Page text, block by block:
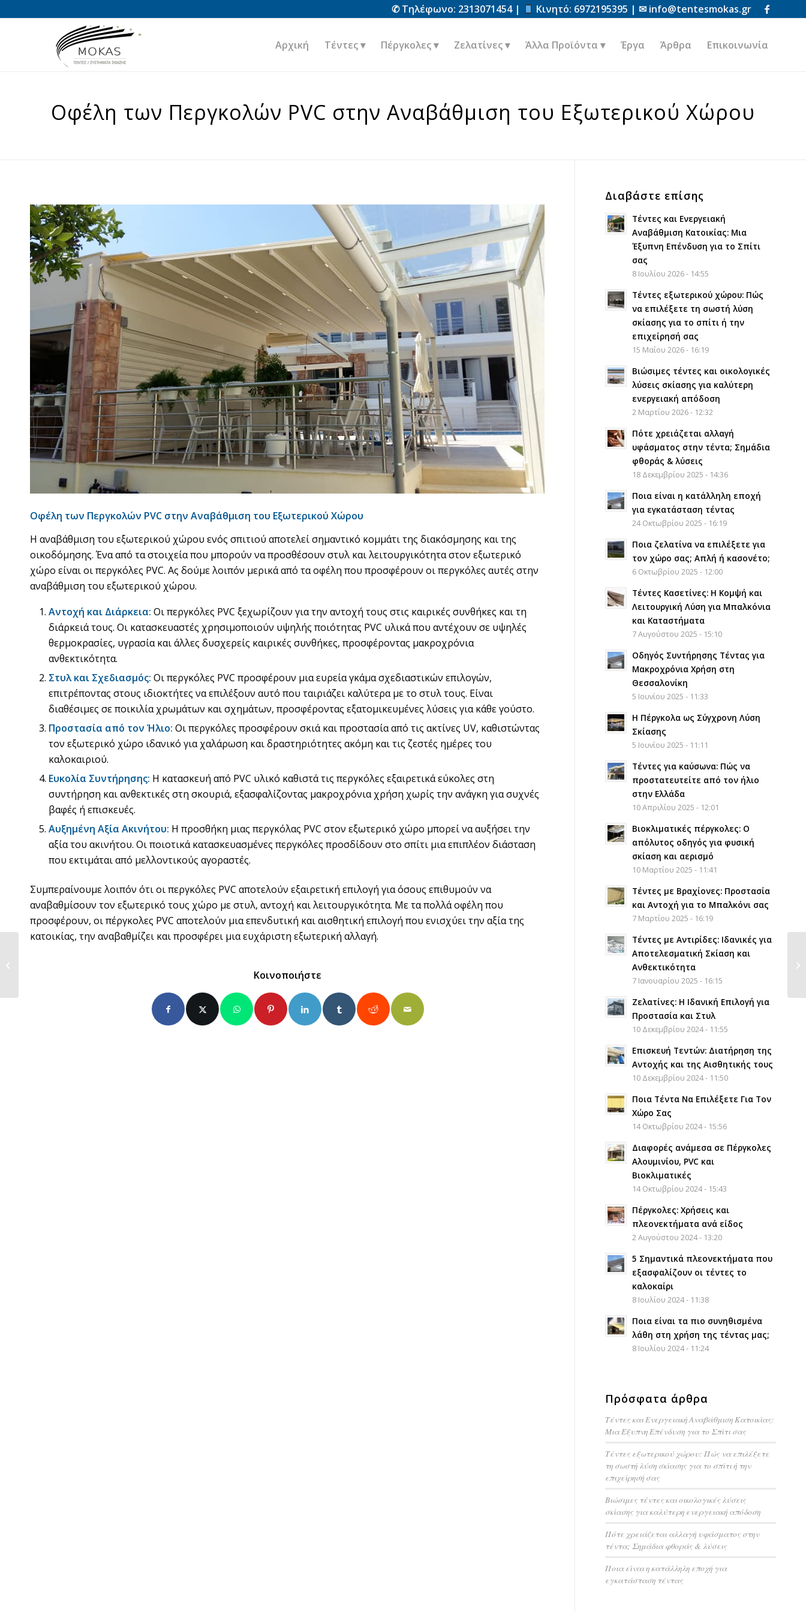
✆ Τηλέφωνο: 2313071454 | Κινητό: 6972195395 | ✉ info@tentesmokas.gr
Αρχική Τέντες Πέργκολες Ζελατίνες Άλλα Προϊόντα Έργα Άρθρα Επικοινωνία
Οφέλη των Περγκολών PVC στην Αναβάθμιση του Εξωτερικού Χώρου
Οφέλη των Περγκολών PVC στην Αναβάθμιση του Εξωτερικού Χώρου
Η αναβάθμιση του εξωτερικού χώρου ενός σπιτιού αποτελεί σημαντικό κομμάτι της διακόσμησης και της
οικοδόμησης. Ένα από τα στοιχεία που μπορούν να προσθέσουν στυλ και λειτουργικότητα στον εξωτερικό
χώρο είναι οι περγκόλες PVC. Ας δούμε λοιπόν μερικά από τα οφέλη που προσφέρουν οι περγκόλες αυτές στην
αναβάθμιση του εξωτερικού χώρου.
Αντοχή και Διάρκεια: Οι περγκόλες PVC ξεχωρίζουν για την αντοχή τους στις καιρικές συνθήκες και τη
διάρκειά τους. Οι κατασκευαστές χρησιμοποιούν υψηλής ποιότητας PVC υλικά που αντέχουν σε υψηλές
θερμοκρασίες, υγρασία και άλλες δυσχερείς καιρικές συνθήκες, προσφέροντας μακροχρόνια
ανθεκτικότητα.
Στυλ και Σχεδιασμός: Οι περγκόλες PVC προσφέρουν μια ευρεία γκάμα σχεδιαστικών επιλογών,
επιτρέποντας στους ιδιοκτήτες να επιλέξουν αυτό που ταιριάζει καλύτερα με το στυλ τους. Είναι
διαθέσιμες σε ποικιλία χρωμάτων και σχημάτων, προσφέροντας εξατομικευμένες λύσεις για κάθε γούστο.
Προστασία από τον Ήλιο: Οι περγκόλες προσφέρουν σκιά και προστασία από τις ακτίνες UV, καθιστώντας
τον εξωτερικό χώρο ιδανικό για χαλάρωση και δραστηριότητες ακόμη και τις ζεστές ημέρες του
καλοκαιριού.
Ευκολία Συντήρησης: Η κατασκευή από PVC υλικό καθιστά τις περγκόλες εξαιρετικά εύκολες στη
συντήρηση και ανθεκτικές στη σκουριά, εξασφαλίζοντας μακροχρόνια χρήση χωρίς την ανάγκη για συχνές
βαφές ή επισκευές.
Αυξημένη Αξία Ακινήτου: Η προσθήκη μιας περγκόλας PVC στον εξωτερικό χώρο μπορεί να αυξήσει την
αξία του ακινήτου. Οι ποιοτικά κατασκευασμένες περγκόλες προσδίδουν στο σπίτι μια επιπλέον διάσταση
που εκτιμάται από μελλοντικούς αγοραστές.
Συμπεραίνουμε λοιπόν ότι οι περγκόλες PVC αποτελούν εξαιρετική επιλογή για όσους επιθυμούν να
αναβαθμίσουν τον εξωτερικό τους χώρο με στυλ, αντοχή και λειτουργικότητα. Με τα πολλά οφέλη που
προσφέρουν, οι πέργκολες PVC αποτελούν μια επενδυτική και αισθητική επιλογή που ενισχύει την αξία της
κατοικίας, την αναβαθμίζει και προσφέρει μια ευχάριστη εξωτερική αλλαγή.
Κοινοποιήστε
Διαβάστε επίσης
Τέντες και Ενεργειακή
Αναβάθμιση Κατοικίας: Μια
Έξυπνη Επένδυση για το Σπίτι
σας
8 Ιουλίου 2026 - 14:55
Τέντες εξωτερικού χώρου: Πώς
να επιλέξετε τη σωστή λύση
σκίασης για το σπίτι ή την
επιχείρησή σας
15 Μαΐου 2026 - 16:19
Βιώσιμες τέντες και οικολογικές
λύσεις σκίασης για καλύτερη
ενεργειακή απόδοση
2 Μαρτίου 2026 - 12:32
Πότε χρειάζεται αλλαγή
υφάσματος στην τέντα; Σημάδια
φθοράς & λύσεις
18 Δεκεμβρίου 2025 - 14:36
Ποια είναι η κατάλληλη εποχή
για εγκατάσταση τέντας
24 Οκτωβρίου 2025 - 16:19
Ποια ζελατίνα να επιλέξετε για
τον χώρο σας; Απλή ή κασονέτο;
6 Οκτωβρίου 2025 - 12:00
Τέντες Κασετίνες: Η Κομψή και
Λειτουργική Λύση για Μπαλκόνια
και Καταστήματα
7 Αυγούστου 2025 - 15:10
Οδηγός Συντήρησης Τέντας για
Μακροχρόνια Χρήση στη
Θεσσαλονίκη
5 Ιουνίου 2025 - 11:33
Η Πέργκολα ως Σύγχρονη Λύση
Σκίασης
5 Ιουνίου 2025 - 11:11
Τέντες για καύσωνα: Πώς να
προστατευτείτε από τον ήλιο
στην Ελλάδα
10 Απριλίου 2025 - 12:01
Βιοκλιματικές πέργκολες: Ο
απόλυτος οδηγός για φυσική
σκίαση και αερισμό
10 Μαρτίου 2025 - 11:41
Τέντες με Βραχίονες: Προστασία
και Αντοχή για το Μπαλκόνι σας
7 Μαρτίου 2025 - 16:19
Τέντες με Αντιρίδες: Ιδανικές για
Αποτελεσματική Σκίαση και
Ανθεκτικότητα
7 Ιανουαρίου 2025 - 16:15
Ζελατίνες: Η Ιδανική Επιλογή για
Προστασία και Στυλ
10 Δεκεμβρίου 2024 - 11:55
Επισκευή Τεντών: Διατήρηση της
Αντοχής και της Αισθητικής τους
10 Δεκεμβρίου 2024 - 11:50
Ποια Τέντα Να Επιλέξετε Για Τον
Χώρο Σας
14 Οκτωβρίου 2024 - 15:56
Διαφορές ανάμεσα σε Πέργκολες
Αλουμινίου, PVC και
Βιοκλιματικές
14 Οκτωβρίου 2024 - 15:43
Πέργκολες: Χρήσεις και
πλεονεκτήματα ανά είδος
2 Αυγούστου 2024 - 13:20
5 Σημαντικά πλεονεκτήματα που
εξασφαλίζουν οι τέντες το
καλοκαίρι
8 Ιουλίου 2024 - 11:38
Ποια είναι τα πιο συνηθισμένα
λάθη στη χρήση της τέντας μας;
8 Ιουλίου 2024 - 11:24
Πρόσφατα άρθρα
Τέντες και Ενεργειακή Αναβάθμιση Κατοικίας:
Μια Έξυπνη Επένδυση για το Σπίτι σας
Τέντες εξωτερικού χώρου: Πώς να επιλέξετε
τη σωστή λύση σκίασης για το σπίτι ή την
επιχείρησή σας
Βιώσιμες τέντες και οικολογικές λύσεις
σκίασης για καλύτερη ενεργειακή απόδοση
Πότε χρειάζεται αλλαγή υφάσματος στην
τέντα; Σημάδια φθοράς & λύσεις
Ποια είναι η κατάλληλη εποχή για
εγκατάσταση τέντας